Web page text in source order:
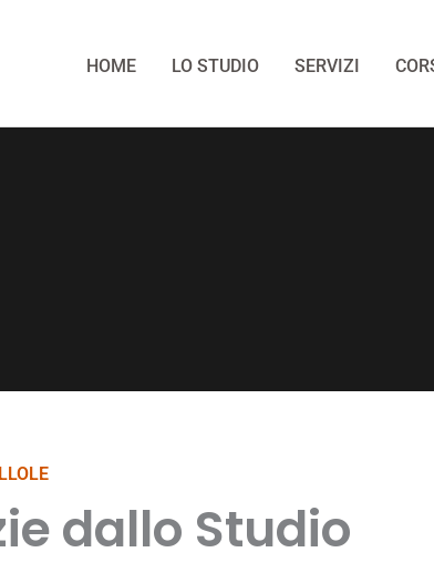
HOME LO STUDIO SERVIZI
dallo Studio